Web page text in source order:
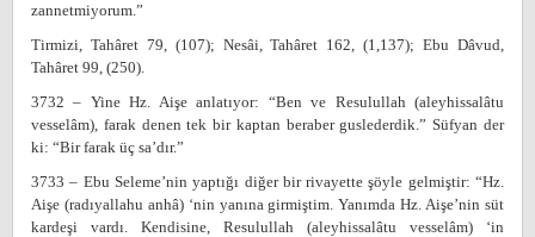
zannetmiyorum.”
Tirmizi, Tahâret 79, (107); Nesâi, Tahâret 162, (1,137); Ebu Dâvud,
Tahâret 99, (250).
3732 – Yine Hz. Aişe anlatıyor: “Ben ve Resulullah (aleyhissalâtu
vesselâm), farak denen tek bir kaptan beraber guslederdik.” Süfyan der
ki: “Bir farak üç sa’dır.”
3733 – Ebu Seleme’nin yaptığı diğer bir rivayette şöyle gelmiştir: “Hz.
Aişe (radıyallahu anhâ) ‘nin yanına girmiştim. Yanımda Hz. Aişe’nin süt
kardeşi vardı. Kendisine, Resulullah (aleyhissalâtu vesselâm) ‘in